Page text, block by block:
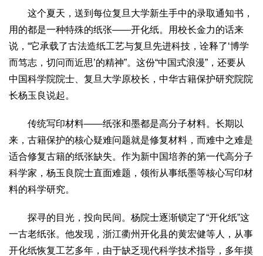
这个夏天，送到每位复旦大学新生手中的录取通知书，
用的都是一种特殊的纸张——开化纸。用校长金力的话来
说，“它承载了古法造纸工艺与复旦先进科技，诠释了‘博学
而笃志，切问而近思’的精神”。这份“中国式浪漫”，还要从
中国科学院院士、复旦大学原校长，中华古籍保护研究院院
长杨玉良说起。
传统写印材料——纸张和墨都是高分子材料。长期以
来，古籍保护的核心疑难问题就是修复材料，而难中之难是
适合修复古籍的纸张缺失。作为新中国培养的第一代高分子
科学家，杨玉良院士直面难题，领衔从事纸墨等核心写印材
料的科学研究。
探寻的目光，投向民间。杨院士逐渐锁定了“开化纸”这
一古老纸张。他发现，浙江衢州开化县的黄宏健等人，从事
开化纸恢复工艺多年，由于缺乏现代科学技术指导，多年摸